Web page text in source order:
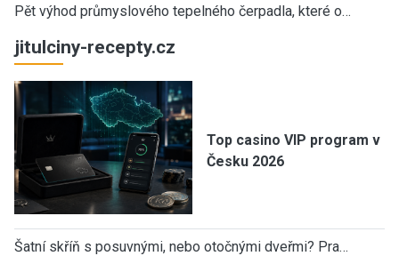
Pět výhod průmyslového tepelného čerpadla, které o…
jitulciny-recepty.cz
Top casino VIP program v
Česku 2026
Šatní skříň s posuvnými, nebo otočnými dveřmi? Pra…